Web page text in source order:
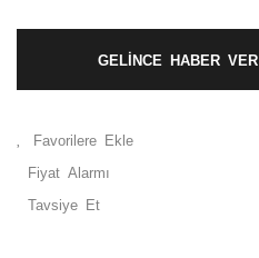
GELİNCE HABER VER
Fiyat Alarmı
Tavsiye Et